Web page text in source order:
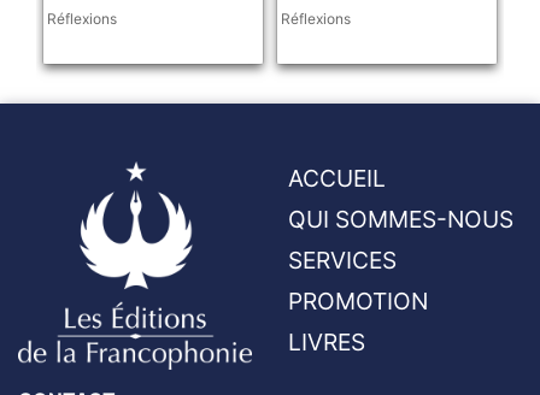
Réflexions
Réflexions
ACCUEIL
QUI SOMMES-NOUS
SERVICES
PROMOTION
LIVRES